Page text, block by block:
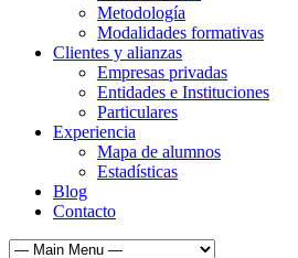
Metodología
Modalidades formativas
Clientes y alianzas
Empresas privadas
Entidades e Instituciones
Particulares
Experiencia
Mapa de alumnos
Estadísticas
Blog
Contacto